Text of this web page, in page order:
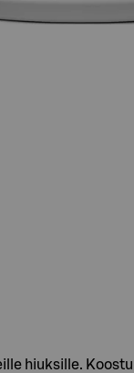
hiuksille.